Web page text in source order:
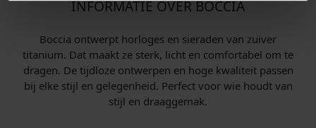
INFORMATIE OVER BOCCIA
Boccia ontwerpt horloges en sieraden van zuiver
titanium. Dat maakt ze sterk, licht en comfortabel om te
dragen. De tijdloze ontwerpen en hoge kwaliteit passen
bij elke stijl en gelegenheid. Perfect voor wie houdt van
stijl en draaggemak.